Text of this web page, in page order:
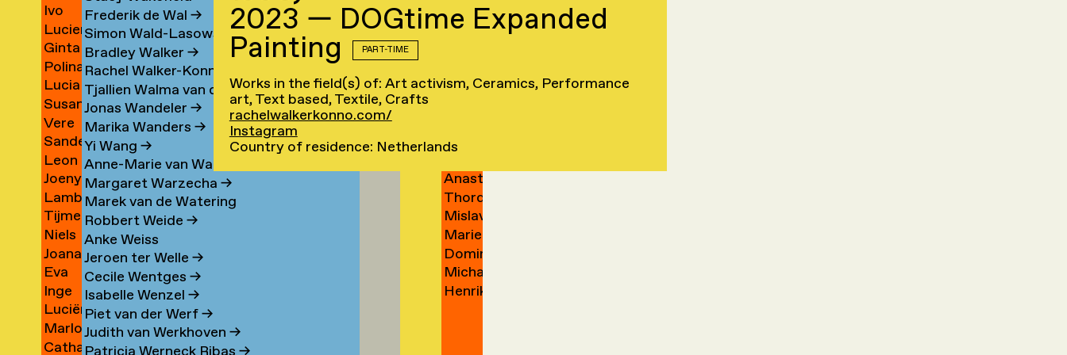
Duyvenbode
van
van
Leeuwen
→
Ivo
van
van
Stiphout
→
Lucien
van
Valen
→
Ginta
Tinte
Vasermane
→
Polina
Vasilyeva
→
Lucia
Vázquez
Vives
→
Susan
van
Veen
→
Vere
van
der
Veen
→
Sander
Veenhof
→
Leon
Veer
→
Joeny
Veldhuijzen
van
Zanten
→
Lambertine
van
Veldhuizen
→
Tijme
Veldt
→
Niels
Veldt
→
Joana
Velu
→
Eva
van
Velzen
Inge
van
der
Ven
Luciënne
Venner
→
Marlous
Verburgt
Catharina
Frederik de Wal→
Simon Wald-Lasowski→
Bradley Walker→
Rachel Walker-Konno
Tjallien Walma van der Molen→
Jonas Wandeler→
Marika Wanders→
Yi Wang→
Anne-Marie van Warmerdam
Margaret Warzecha→
Marek van de Watering
Robbert Weide→
Anke Weiss
Jeroen ter Welle→
Cecile Wentges→
Isabelle Wenzel→
Piet van der Werf→
Judith van Werkhoven→
→
Yedidia
→
Mohammad
Yektaparast
→
Ege
Yılmaztürk
Han
Yu 余
立尧
→
van
der
Lowies
van
Anna
→
Zezegmaa
Wenrui
Zidek
Melle
→
Zimolag
→
Anastasia
Zinner
Thordis
Erla
Zoega
→
Mislav
Žugaj
Marieke
Zwart
→
Dominique
Zwartelé
→
Micha
Zweifel
Henrik
2023 — DOGtime Expanded
Painting PART-TIME
Works in the field(s) of: Art activism, Ceramics, Performance
art, Text based, Textile, Crafts
rachelwalkerkonno.com/
Instagram
Country of residence: Netherlands